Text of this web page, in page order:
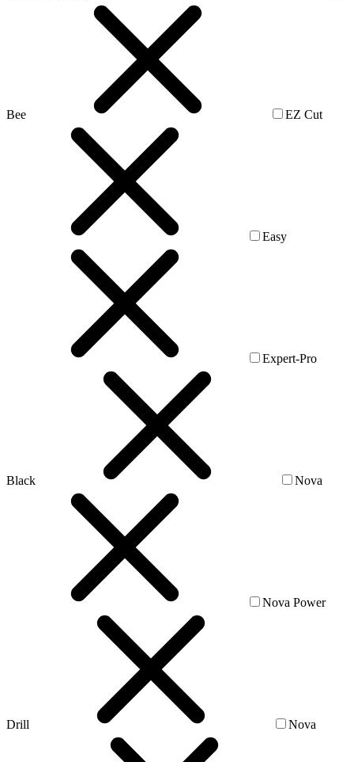
Bee EZ Cut
Easy
Expert-Pro
Black Nova
Nova Power
Drill Nova